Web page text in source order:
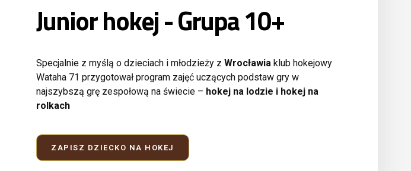
Junior hokej - Grupa 10+
Specjalnie z myślą o dzieciach i młodzieży z Wrocławia klub hokejowy
Wataha 71 przygotował program zajęć uczących podstaw gry w
najszybszą grę zespołową na świecie – hokej na lodzie i hokej na
rolkach
ZAPISZ DZIECKO NA HOKEJ